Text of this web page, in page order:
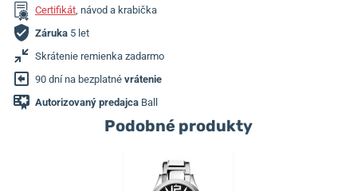
Certifikát, návod a krabička
Záruka 5 let
Skrátenie remienka zadarmo
90 dní na bezplatné vrátenie
Autorizovaný predajca Ball
Podobné produkty